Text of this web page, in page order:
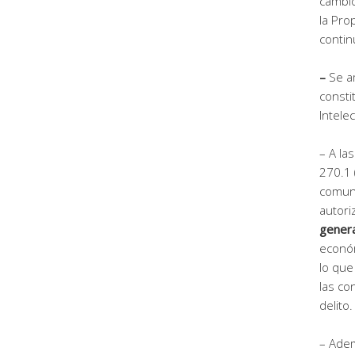
la
– Se
– A
270.1
lo
las
delito.
–